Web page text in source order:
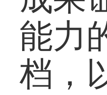
能力
档，